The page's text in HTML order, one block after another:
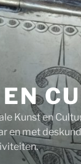
Kunst en
en met